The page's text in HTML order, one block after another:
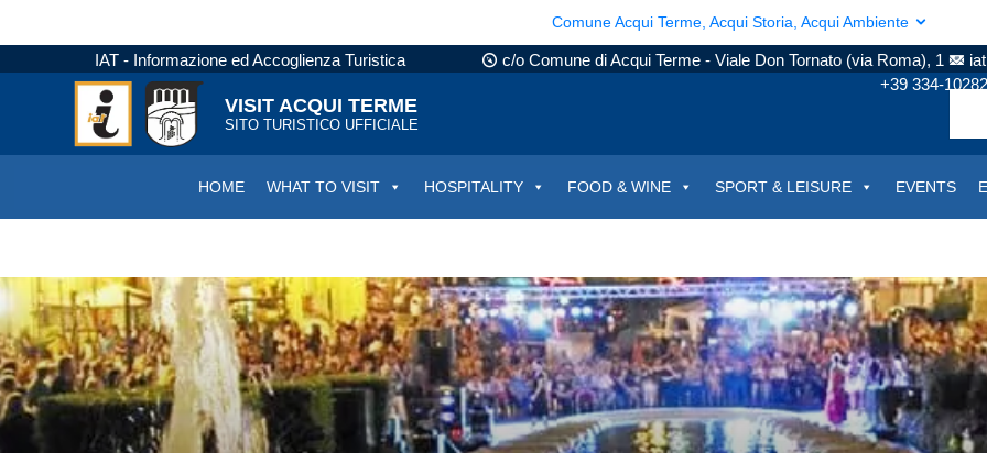
Comune Acqui Terme, Acqui Storia, Acqui Ambiente
IAT - Informazione ed Accoglienza Turistica c/o Comune di Acqui Terme - Viale Don Tornato (via Roma), 1
+39 334-
VISIT ACQUI TERME
SITO TURISTICO UFFICIALE
HOME WHAT TO VISIT HOSPITALITY FOOD & WINE SPORT & LEISURE EVENTS